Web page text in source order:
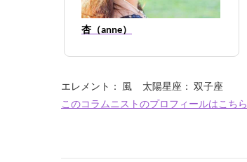
杏（anne）
エレメント： 風 太陽星座： 双子座
このコラムニストのプロフィールはこちら